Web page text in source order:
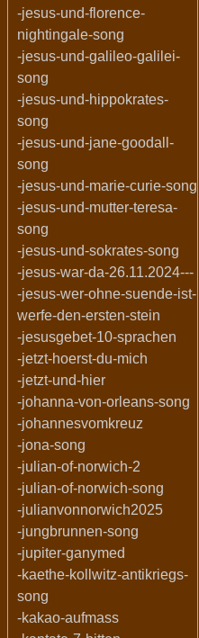
-jesus-und-florence-
nightingale-song
-jesus-und-galileo-galilei-
song
-jesus-und-hippokrates-
song
-jesus-und-jane-goodall-
song
-jesus-und-marie-curie-song
-jesus-und-mutter-teresa-
song
-jesus-und-sokrates-song
-jesus-war-da-26.11.2024---
-jesus-wer-ohne-suende-ist-
werfe-den-ersten-stein
-jesusgebet-10-sprachen
-jetzt-hoerst-du-mich
-jetzt-und-hier
-johanna-von-orleans-song
-johannesvomkreuz
-jona-song
-julian-of-norwich-2
-julian-of-norwich-song
-julianvonnorwich2025
-jungbrunnen-song
-jupiter-ganymed
-kaethe-kollwitz-antikriegs-
song
-kakao-aufmass